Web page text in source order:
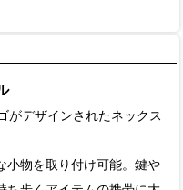
がデザインされたネックス
小物を取り付け可能。鍵や